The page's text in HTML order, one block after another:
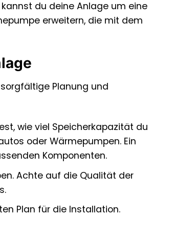
du deine Anlage um eine
erweitern, die mit dem
Planung und
wie viel Speicherkapazität du
oder Wärmepumpen. Ein
Komponenten.
Achte auf die Qualität der
Plan für die Installation.